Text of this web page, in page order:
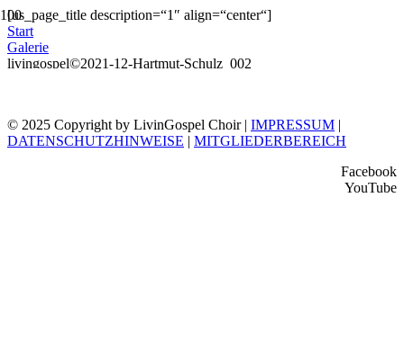
[us_page_title description=“1″ align=“center“]
Start
Galerie
livingospel©2021-12-Hartmut-Schulz_002
© 2025 Copyright by LivinGospel Choir | IMPRESSUM |
DATENSCHUTZHINWEISE | MITGLIEDERBEREICH
Facebook
YouTube